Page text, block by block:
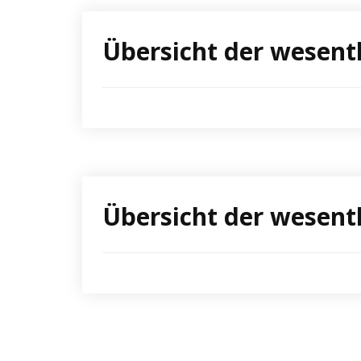
Übersicht der
Übersicht der